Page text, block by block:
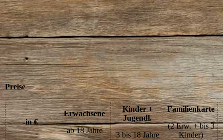
Preise
in €
Erwachsene
ab 18 Jahre
Kinder +
Jugendl.
3 bis 18 Jahre
Familienkarte
(2 Erw. + bis 3
Kinder)